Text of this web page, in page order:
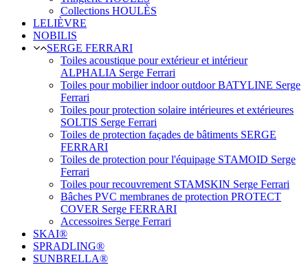
Collections HOULÈS
LELIÈVRE
NOBILIS
SERGE FERRARI
Toiles acoustique pour extérieur et intérieur
ALPHALIA Serge Ferrari
Toiles pour mobilier indoor outdoor BATYLINE Serge
Ferrari
Toiles pour protection solaire intérieures et extérieures
SOLTIS Serge Ferrari
Toiles de protection façades de bâtiments SERGE
FERRARI
Toiles de protection pour l'équipage STAMOID Serge
Ferrari
Toiles pour recouvrement STAMSKIN Serge Ferrari
Bâches PVC membranes de protection PROTECT
COVER Serge FERRARI
Accessoires Serge Ferrari
SKAI®
SPRADLING®
SUNBRELLA®